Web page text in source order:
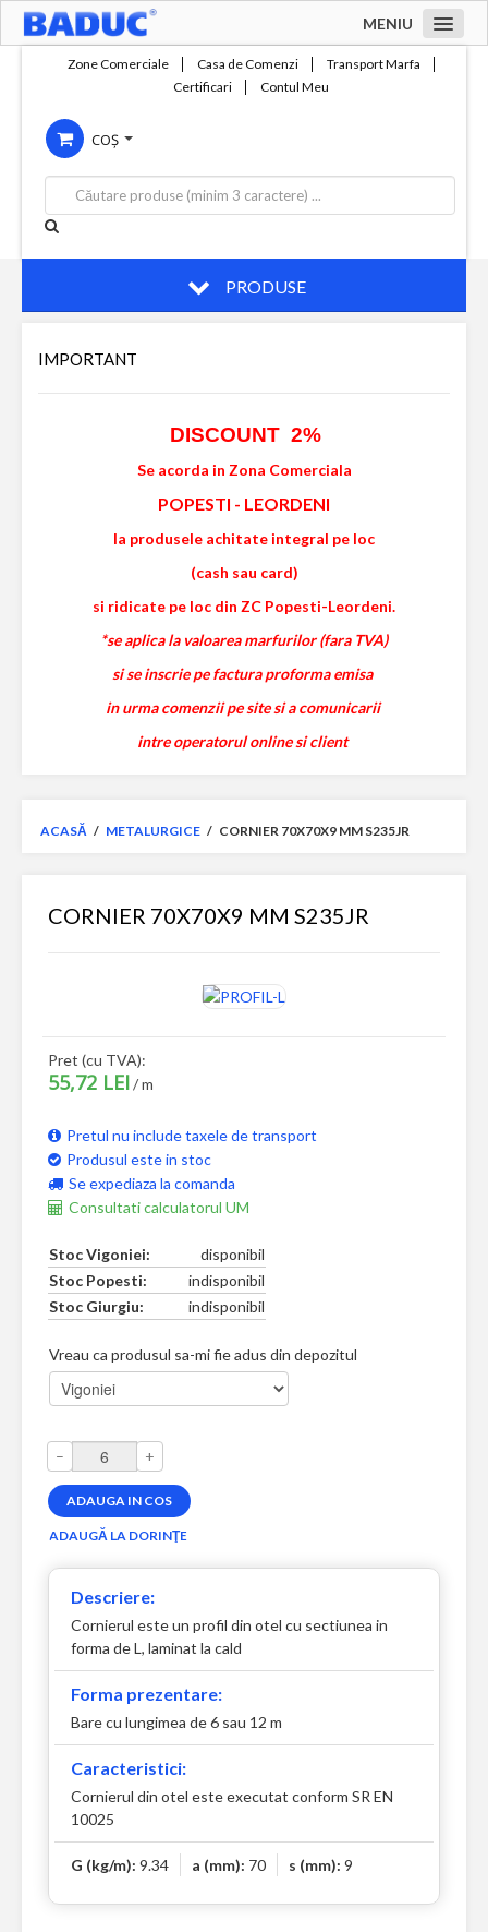
MENIU
Compania
Servicii
Productie
Contact
Zone Comerciale Casa de Comenzi
Transport Marfa
Certificari
Contul Meu
COȘ
PRODUSE
IMPORTANT
DISCOUNT 2%
Se acorda in Zona Comerciala
POPESTI - LEORDENI
la produsele achitate integral pe loc
(cash sau card)
si ridicate pe loc din ZC Popesti-Leordeni.
*se aplica la valoarea marfurilor (fara TVA)
si se inscrie pe factura proforma emisa
in urma comenzii pe site si a comunicarii
intre operatorul online si client
ACASĂ / METALURGICE / CORNIER 70X70X9 MM S235JR
CORNIER 70X70X9 MM S235JR
Pret (cu TVA):
55,72 LEI/ m
Pretul nu include taxele de transport
Produsul este in stoc
Se expediaza la comanda
Consultati calculatorul UM
Stoc Vigoniei:
disponibil
Stoc Popesti:
indisponibil
Stoc Giurgiu:
indisponibil
Vreau ca produsul sa-mi fie adus din depozitul
– +
Descriere:
Cornierul este un profil din otel cu sectiunea in
forma de L, laminat la cald
Forma prezentare:
Bare cu lungimea de 6 sau 12 m
Caracteristici:
Cornierul din otel este executat conform SR EN
10025
G (kg/m): 9.34 a (mm): 70 s (mm): 9